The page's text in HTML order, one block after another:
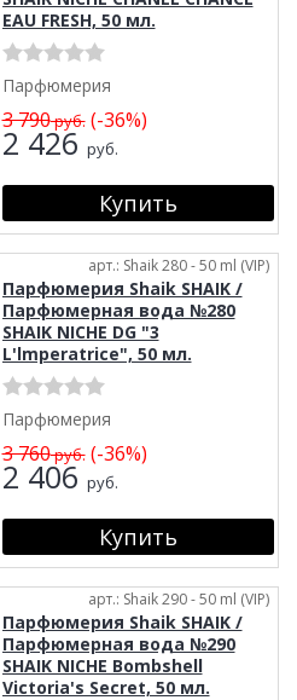
EAU FRESH, 50 мл.
Парфюмерия
3 790руб.(-36%)
2 426 руб.
арт.: Shaik 280 - 50 ml (VIP)
Парфюмерия Shaik SHAIK /
Парфюмерная вода №280
SHAIK NICHE DG "3
L'lmperatrice", 50 мл.
Парфюмерия
3 760руб.(-36%)
2 406 руб.
арт.: Shaik 290 - 50 ml (VIP)
Парфюмерия Shaik SHAIK /
Парфюмерная вода №290
SHAIK NICHE Bombshell
Victoria's Secret, 50 мл.